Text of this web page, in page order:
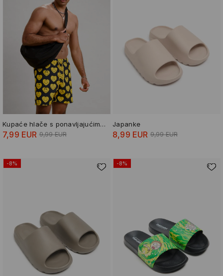
Kupaće hlače s ponavljajućim uzorkom Smiley® World
7,99 EUR 9,99 EUR
Japanke
8,99 EUR 9,99 EUR
-8% -8%